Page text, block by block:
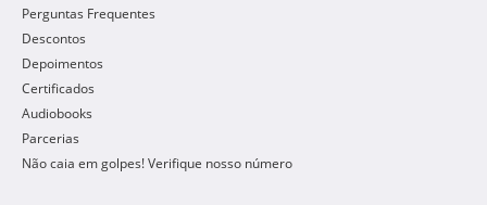
Perguntas Frequentes
Descontos
Depoimentos
Certificados
Audiobooks
Parcerias
Não caia em golpes! Verifique nosso número